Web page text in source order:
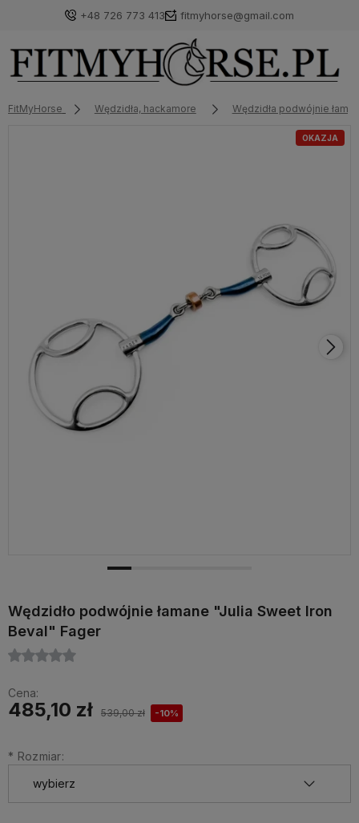
+48 726 773 413 fitmyhorse@gmail.com
FitMyHorse Wędzidła, hackamore Wędzidła podwójnie
OKAZJA
Wędzidło podwójnie łamane "Julia Sweet Iron
Beval" Fager
Cena:
485,10 zł 539,00 zł -10%
* Rozmiar: